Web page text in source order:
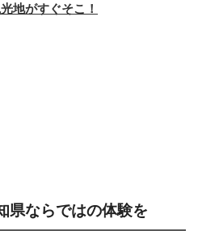
地がすぐそこ！
ならではの体験を